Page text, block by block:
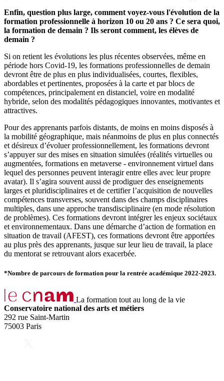
Enfin, question plus large, comment voyez-vous l'évolution de la
formation professionnelle à horizon 10 ou 20 ans ? Ce sera quoi,
la formation de demain ? Ils seront comment, les élèves de
demain ?
Si on retient les évolutions les plus récentes observées, même en
période hors Covid-19, les formations professionnelles de demain
devront être de plus en plus individualisées, courtes, flexibles,
abordables et pertinentes, proposées à la carte et par blocs de
compétences, principalement en distanciel, voire en modalité
hybride, selon des modalités pédagogiques innovantes, motivantes et
attractives.
Pour des apprenants parfois distants, de moins en moins disposés à
la mobilité géographique, mais néanmoins de plus en plus connectés
et désireux d’évoluer professionnellement, les formations devront
s’appuyer sur des mises en situation simulées (réalités virtuelles ou
augmentées, formations en metaverse - environnement virtuel dans
lequel des personnes peuvent interagir entre elles avec leur propre
avatar). Il s’agira souvent aussi de prodiguer des enseignements
larges et pluridisciplinaires et de certifier l’acquisition de nouvelles
compétences transverses, souvent dans des champs disciplinaires
multiples, dans une approche transdisciplinaire (en mode résolution
de problèmes). Ces formations devront intégrer les enjeux sociétaux
et environnementaux. Dans une démarche d’action de formation en
situation de travail (AFEST), ces formations devront être apportées
au plus près des apprenants, jusque sur leur lieu de travail, la place
du mentorat se retrouvant alors exacerbée.
*Nombre de parcours de formation pour la rentrée académique 2022-2023.
La formation tout au long de la vie
Conservatoire national des arts et métiers
292 rue Saint-Martin
75003 Paris